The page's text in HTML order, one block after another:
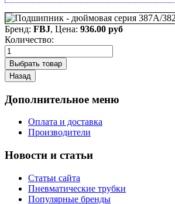
Бренд: FBJ, Цена: 936.00 руб
Количество:
Дополнительное меню
Оплата и доставка
Производители
Новости и статьи
Статьи сайта
Пневматические трубки
Популярные бренды